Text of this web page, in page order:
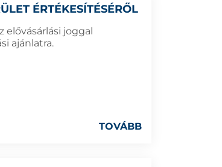
ÉRTÉKESÍTÉSÉRŐL
elővásárlási joggal
ajánlatra.
TOVÁBB